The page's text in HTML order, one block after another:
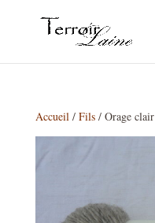
Accueil/ Fils/ Orage clair